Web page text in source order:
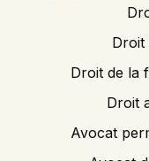
Droit
Droit de la
Droit
Avocat